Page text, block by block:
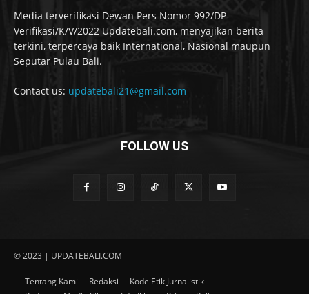
Media terverifikasi Dewan Pers Nomor 992/DP-
Verifikasi/K/V/2022 Updatebali.com, menyajikan berita
terkini, terpercaya baik International, Nasional maupun
Seputar Pulau Bali.
Contact us: updatebali21@gmail.com
FOLLOW US
© 2023 | UPDATEBALI.COM
Tentang Kami Redaksi
Kode Etik Jurnalistik